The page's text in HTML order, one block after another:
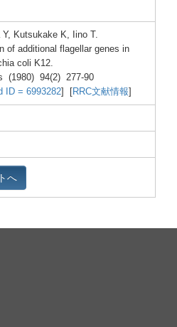
Y, Kutsukake K, Iino T.
of additional flage llar genes in
a coli K12.
(1980) 94(2) 277-90
ID = 6993282 RRC文献情報
へ